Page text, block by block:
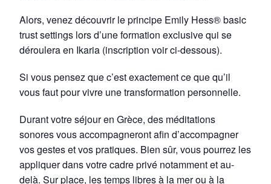
Alors, venez découvrir le principe Emily Hess® basic
trust settings lors d’une formation exclusive qui se
déroulera en Ikaria (inscription voir ci-dessous).
Si vous pensez que c’est exactement ce que qu’il
vous faut pour vivre une transformation personnelle.
Durant votre séjour en Grèce, des méditations
sonores vous accompagneront afin d’accompagner
vos gestes et vos pratiques. Bien sûr, vous pourrez les
appliquer dans votre cadre privé notamment et au-
delà. Sur place, les temps libres à la mer ou à la